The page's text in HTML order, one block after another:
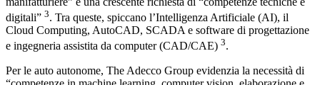
digitali” 3. Tra queste, spiccano l’Intelligenza Artificiale (AI), il
Cloud Computing, AutoCAD, SCADA e software di progettazione
e ingegneria assistita da computer (CAD/CAE) 3.
Per le auto autonome, The Adecco Group evidenzia la necessità di